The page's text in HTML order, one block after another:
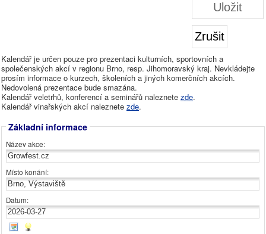
Uložit
Zrušit
Kalendář je určen pouze pro prezentaci kulturních, sportovních a
společenských akcí v regionu Brno, resp. Jihomoravský kraj. Nevkládejte
prosím informace o kurzech, školeních a jiných komerčních akcích.
Nedovolená prezentace bude smazána.
Kalendář veletrhů, konferencí a seminářů naleznete zde.
Kalendář vinařských akcí naleznete zde.
Základní informace
Název akce:
Místo konání:
Datum: